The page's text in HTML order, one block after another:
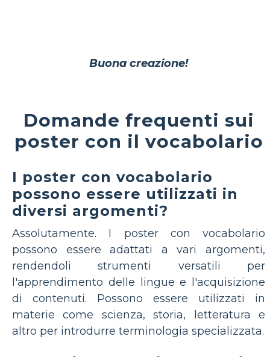
Buona creazione!
Domande frequenti sui
poster con il vocabolario
I poster con vocabolario
possono essere utilizzati in
diversi argomenti?
Assolutamente. I poster con vocabolario
possono essere adattati a vari argomenti,
rendendoli strumenti versatili per
l'apprendimento delle lingue e l'acquisizione
di contenuti. Possono essere utilizzati in
materie come scienza, storia, letteratura e
altro per introdurre terminologia specializzata.